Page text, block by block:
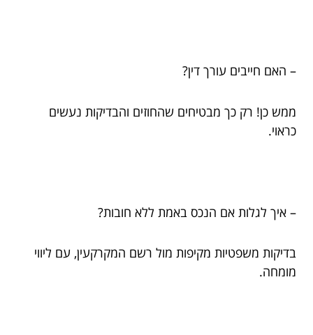
– האם חייבים עורך דין?
ממש כן! רק כך מבטיחים שהחוזים והבדיקות נעשים
כראוי.
– איך לגלות אם הנכס באמת ללא חובות?
בדיקות משפטיות מקיפות מול רשם המקרקעין, עם ליווי
מומחה.